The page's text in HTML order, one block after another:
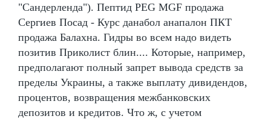
"Сандерленда"). Пептид PEG MGF продажа
Сергиев Посад - Курс данабол анапалон ПКТ
продажа Балахна. Гидры во всем надо видеть
позитив Приколист блин.... Которые, например,
предполагают полный запрет вывода средств за
пределы Украины, а также выплату дивидендов,
процентов, возвращения межбанковских
депозитов и кредитов. Что ж, с учетом